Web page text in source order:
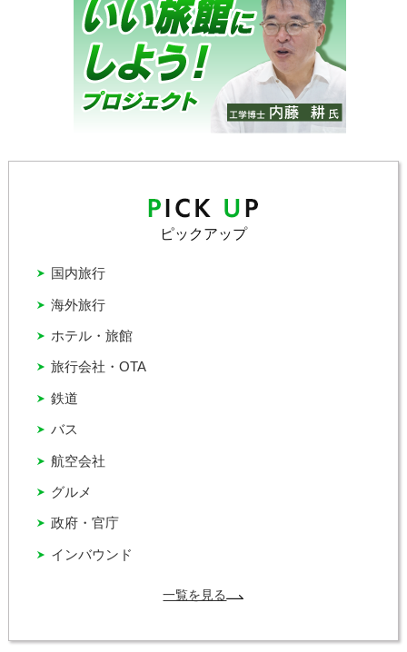
ピックアップ
インバウンド
グルメ
バス
ホテル・旅館
国内旅行
政府・官庁
旅行会社・OTA
海外旅行
航空会社
鉄道
一覧を見る